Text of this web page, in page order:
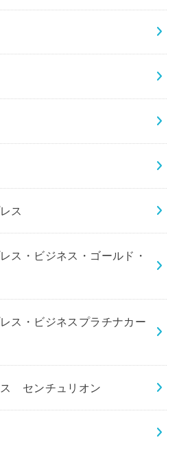
ス
ス・ビジネス・ゴールド・
ス・ビジネスプラチナカー
センチュリオン